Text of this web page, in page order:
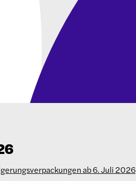
ab 6. Juli 2026